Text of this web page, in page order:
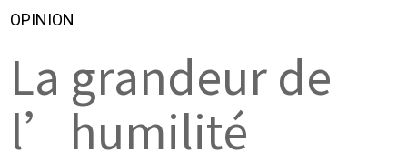
OPINION
La grandeur de
l’humilité